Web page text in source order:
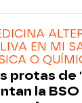
EN MI
O
protas de
la BSO